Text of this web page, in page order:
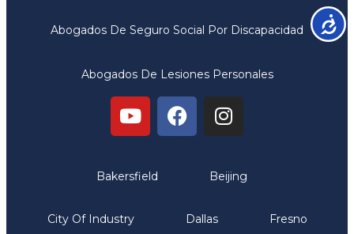
Abogados De Seguro Social Por Discapacidad
Abogados De Lesiones Personales
Bakersfield Beijing
City Of Industry Dallas Fresno